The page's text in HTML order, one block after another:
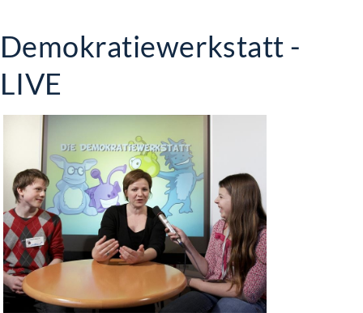
Demokratiewerkstatt -
LIVE